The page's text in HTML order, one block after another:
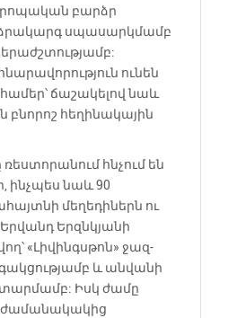
բարձր
սպասարկմամբ
ունեն
ճաշակելով նաև
բնորոշ հեղինակային
ռեստորանում հնչում են
ինչպես նաև 90
մեղեդիներն ու
Երզնկյանի
«Լիվինգսթոն» ջազ-
և անվանի
Իսկ ժամը
ժամանակակից